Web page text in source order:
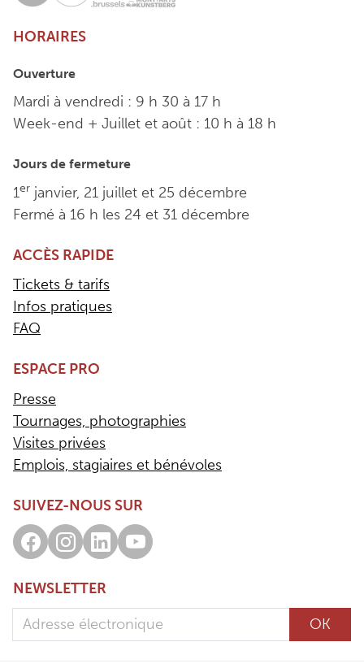
HORAIRES
Ouverture
Mardi à vendredi : 9 h 30 à 17 h
Week-end + Juillet et août : 10 h à 18 h
Jours de fermeture
1er janvier, 21 juillet et 25 décembre
Fermé à 16 h les 24 et 31 décembre
ACCÈS RAPIDE
Tickets & tarifs
Infos pratiques
FAQ
ESPACE PRO
Presse
Tournages, photographies
Visites privées
Emplois, stagiaires et bénévoles
SUIVEZ-NOUS SUR
Facebook
Instagram
LinkedInYoutube
NEWSLETTER
Adresse électronique
OK